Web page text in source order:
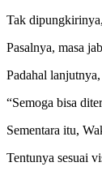
Tak
Pasalnya, masa
Padahal
“Semoga bisa
Sementara itu,
Tentunya sesuai